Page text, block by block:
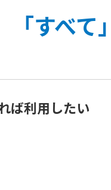
「すべて」
ば利用したい